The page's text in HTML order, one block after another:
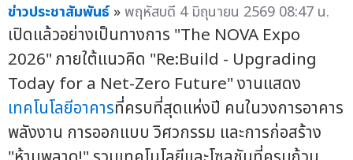
ข่าวประชาสัมพันธ์ »พฤหัสบดี 4 มิถุนายน 2569 08:47 น.
เปิดแล้วอย่างเป็นทางการ "The NOVA Expo
2026" ภายใต้แนวคิด "Re:Build - Upgrading
Today for a Net-Zero Future" งานแสดง
เทคโนโลยีอาคารที่ครบที่สุดแห่งปี คนในวงการอาคาร
พลังงาน การออกแบบ วิศวกรรม และการก่อสร้าง